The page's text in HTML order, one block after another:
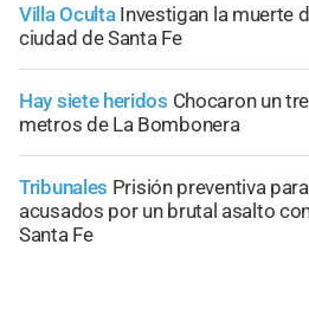
Villa Oculta Investigan la muerte
ciudad de Santa Fe
Hay siete heridos Chocaron un
metros de La Bombonera
Tribunales Prisión preventiva
acusados por un brutal asalto
Santa Fe